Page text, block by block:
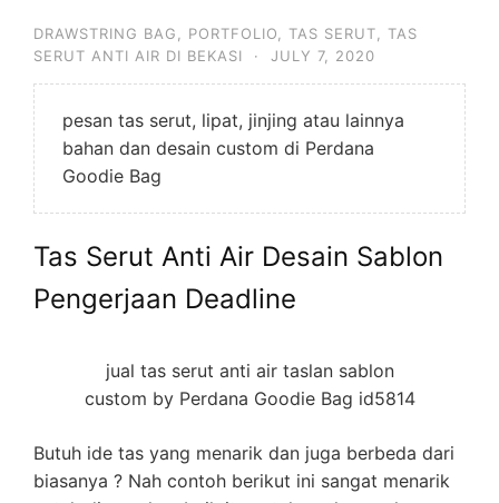
DRAWSTRING BAG PORTFOLIO TAS SERUT
TAS
SERUT ANTI AIR DI BEKASI
· JULY 7, 2020
pesan tas serut, lipat, jinjing atau lainnya
bahan dan desain custom di Perdana
Goodie Bag
Tas Serut Anti Air Desain Sablon
Pengerjaan Deadline
jual tas serut anti air taslan sablon
custom by Perdana Goodie Bag id5814
Butuh ide tas yang menarik dan juga berbeda dari
biasanya ? Nah contoh berikut ini sangat menarik